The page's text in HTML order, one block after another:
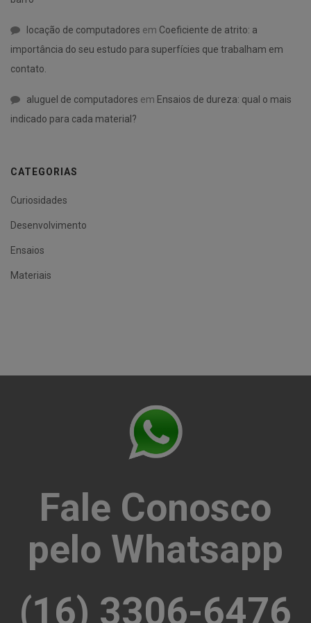
locação de computadores em Coeficiente de atrito: a
importância do seu estudo para superfícies que trabalham em
contato.
aluguel de computadores em Ensaios de dureza: qual o mais
indicado para cada material?
CATEGORIAS
Curiosidades
Desenvolvimento
Ensaios
Materiais
Fale Conosco
pelo Whatsapp
(16) 3306-6476